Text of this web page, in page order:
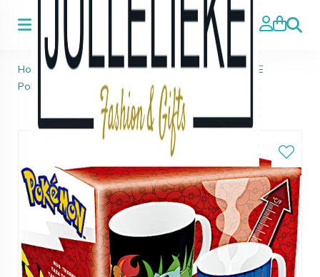
Zoeken
Home > Lunch >KERAMISCHE MOK - HEAT CHANGE
Pokemon Mok 325ML